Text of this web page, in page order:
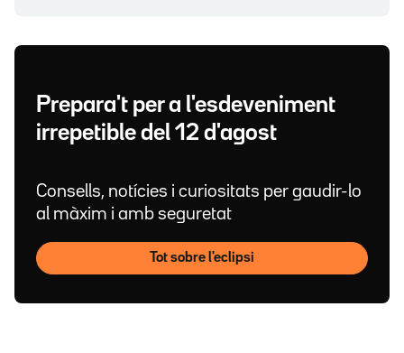
Prepara't per a l'esdeveniment
irrepetible del 12 d'agost
Consells, notícies i curiositats per gaudir-lo
al màxim i amb seguretat
Tot sobre l'eclipsi